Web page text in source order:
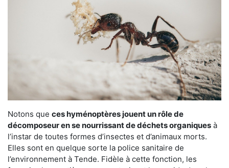
Notons que ces hyménoptères jouent un rôle de
décomposeur en se nourrissant de déchets organiques à
l’instar de toutes formes d’insectes et d’animaux morts.
Elles sont en quelque sorte la police sanitaire de
l’environnement à Tende. Fidèle à cette fonction, les